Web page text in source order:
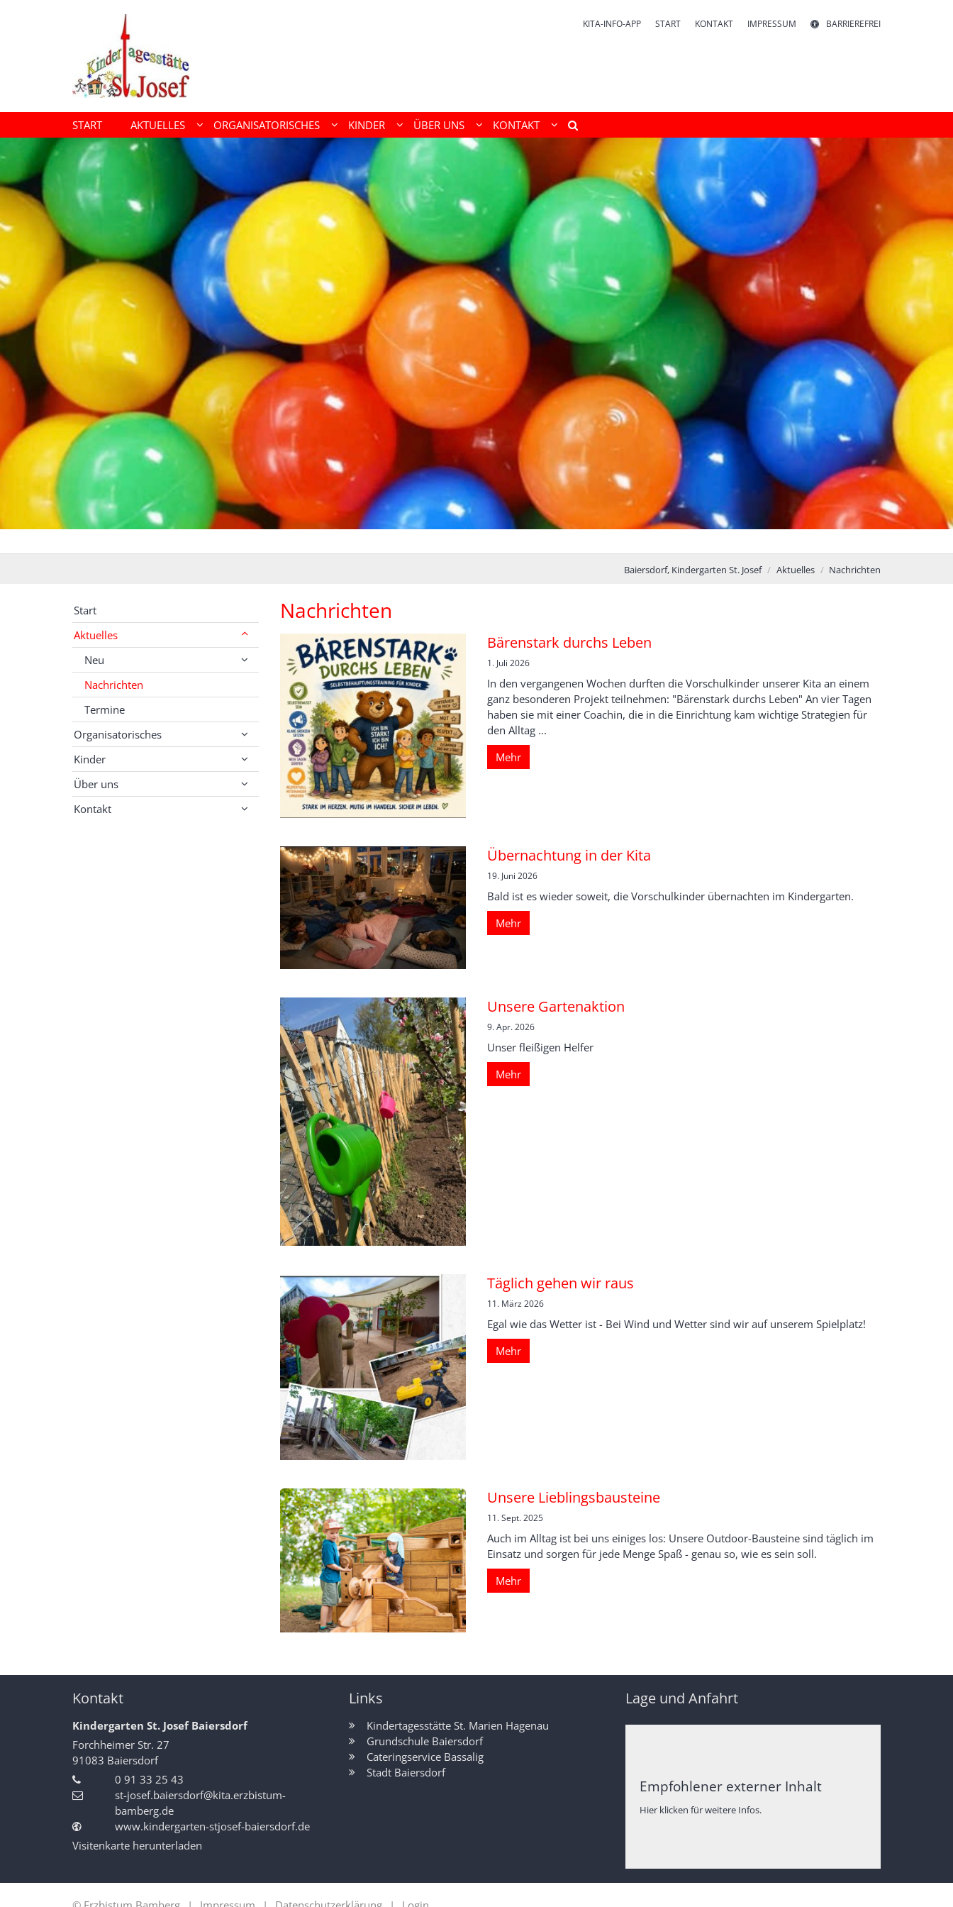
KITA-INFO-APP START KONTAKT IMPRESSUM BARRIEREFREI
START AKTUELLES ORGANISATORISCHES KINDER ÜBER UNS KONTAKT
Baiersdorf, Kindergarten St. Josef Aktuelles Nachrichten
Nachrichten
Bärenstark durchs Leben
1. Juli 2026
In den vergangenen Wochen durften die Vorschulkinder unserer Kita an einem
ganz besonderen Projekt teilnehmen: "Bärenstark durchs Leben" An vier Tagen
haben sie mit einer Coachin, die in die Einrichtung kam wichtige Strategien für
den Alltag ...
Mehr
Übernachtung in der Kita
19. Juni 2026
Bald ist es wieder soweit, die Vorschulkinder übernachten im Kindergarten.
Mehr
Unsere Gartenaktion
9. Apr. 2026
Unser fleißigen Helfer
Mehr
Täglich gehen wir raus
11. März 2026
Egal wie das Wetter ist - Bei Wind und Wetter sind wir auf unserem Spielplatz!
Mehr
Unsere Lieblingsbausteine
11. Sept. 2025
Auch im Alltag ist bei uns einiges los: Unsere Outdoor-Bausteine sind täglich im
Einsatz und sorgen für jede Menge Spaß - genau so, wie es sein soll.
Mehr
Start
Aktuelles
Neu
Nachrichten
Termine
Organisatorisches
Kinder
Über uns
Kontakt
Kontakt
Kindergarten St. Josef Baiersdorf
Forchheimer Str. 27
91083 Baiersdorf
0 91 33 25 43
st-josef.baiersdorf@kita.erzbistum-
bamberg.de
www.kindergarten-stjosef-baiersdorf.de
Visitenkarte herunterladen
Links
Kindertagesstätte St. Marien Hagenau
Grundschule Baiersdorf
Cateringservice Bassalig
Stadt Baiersdorf
Lage und Anfahrt
Empfohlener externer Inhalt
Hier klicken für weitere Infos.